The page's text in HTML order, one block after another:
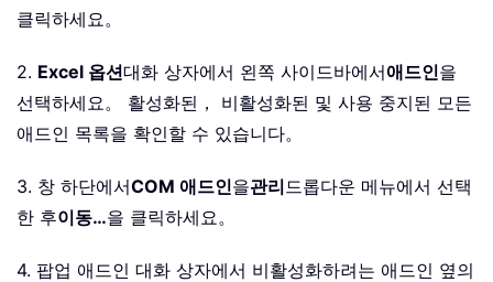
클릭하세요。
2. Excel 옵션대화 상자에서 왼쪽 사이드바에서애드인을
선택하세요。 활성화된， 비활성화된 및 사용 중지된 모든
애드인 목록을 확인할 수 있습니다。
3. 창 하단에서COM 애드인을관리드롭다운 메뉴에서 선택
한 후이동…을 클릭하세요。
4. 팝업 애드인 대화 상자에서 비활성화하려는 애드인 옆의